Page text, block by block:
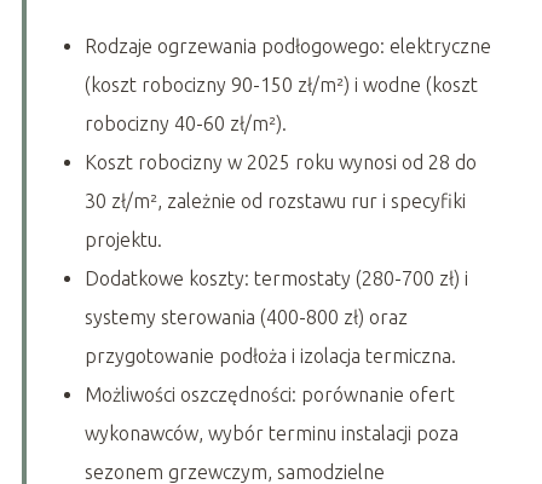
Rodzaje ogrzewania podłogowego: elektryczne
(koszt robocizny 90-150 zł/m²) i wodne (koszt
robocizny 40-60 zł/m²).
Koszt robocizny w 2025 roku wynosi od 28 do
30 zł/m², zależnie od rozstawu rur i specyfiki
projektu.
Dodatkowe koszty: termostaty (280-700 zł) i
systemy sterowania (400-800 zł) oraz
przygotowanie podłoża i izolacja termiczna.
Możliwości oszczędności: porównanie ofert
wykonawców, wybór terminu instalacji poza
sezonem grzewczym, samodzielne